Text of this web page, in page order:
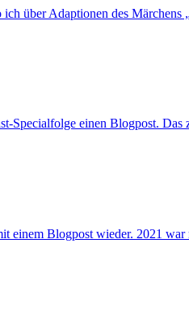
über Adaptionen des Märchens
Specialfolge einen Blogpost.
Blogpost wieder. 2021